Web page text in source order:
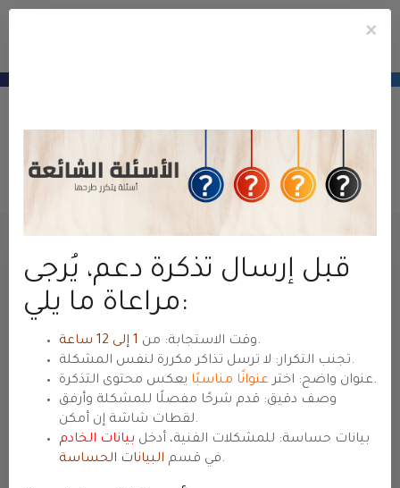
Maak een helpticket aan
Klantensysteem Home Klantenpaneel
Ticket indienen
Naam
Email Adres
Onderwerp
×
قبل إرسال تذكرة دعم، يُرجى
مراعاة ما يلي:
وقت الاستجابة: من 1 إلى 12 ساعة
.
تجنب التكرار: لا ترسل تذاكر مكررة لنفس المشكلة.
عنوان واضح: اختر عنوانًا مناسبًا
يعكس محتوى التذكرة.
وصف دقيق: قدم شرحًا مفصلًا للمشكلة وأرفق
لقطات شاشة إن أمكن.
بيانات حساسة: للمشكلات الفنية، أدخل بيانات الخادم
في قسم البيانات الحساسة .